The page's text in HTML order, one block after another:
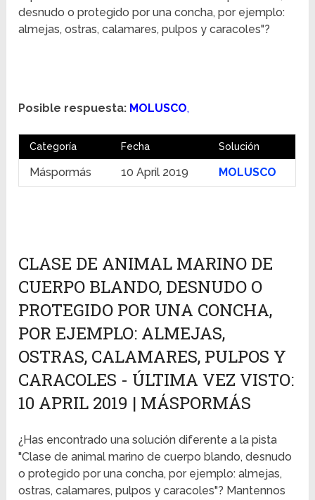
desnudo o protegido por una concha, por ejemplo:
almejas, ostras, calamares, pulpos y caracoles"?
Posible respuesta: MOLUSCO,
Categoría Fecha Solución
Máspormás 10 April 2019 MOLUSCO
CLASE DE ANIMAL MARINO DE
CUERPO BLANDO, DESNUDO O
PROTEGIDO POR UNA CONCHA,
POR EJEMPLO: ALMEJAS,
OSTRAS, CALAMARES, PULPOS Y
CARACOLES - ÚLTIMA VEZ VISTO:
10 APRIL 2019 | MÁSPORMÁS
¿Has encontrado una solución diferente a la pista
"Clase de animal marino de cuerpo blando, desnudo
o protegido por una concha, por ejemplo: almejas,
ostras, calamares, pulpos y caracoles"? Mantennos